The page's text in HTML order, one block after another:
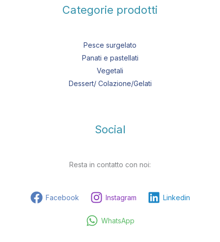
Categorie prodotti
Pesce surgelato
Panati e pastellati
Vegetali
Dessert/ Colazione/Gelati
Social
Resta in contatto con noi:
Facebook Instagram Linkedin
WhatsApp